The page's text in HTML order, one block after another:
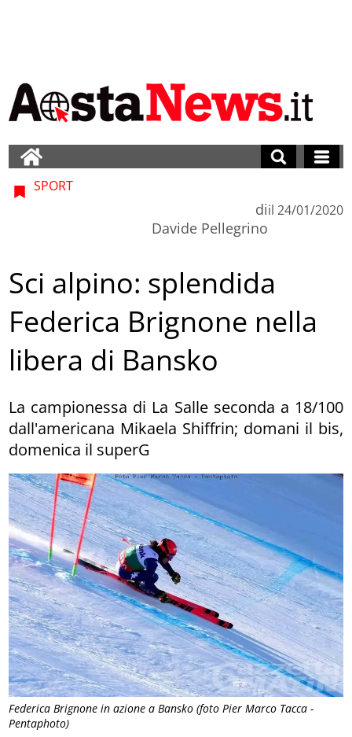
Federica Brignone in azione a Bansko (foto Pier Marco Tacca -
Pentaphoto)
SPORT
di
Davide Pellegrino
il 24/01/2020
Sci alpino: splendida
Federica Brignone nella
libera di Bansko
La campionessa di La Salle seconda a 18/100
dall'americana Mikaela Shiffrin; domani il bis,
domenica il superG